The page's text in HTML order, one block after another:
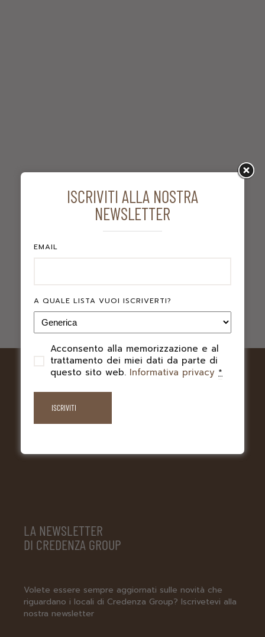
UFFICIO STAMPA
E-mail:
LA NEWSLETTER
DI CREDENZA GROUP
Volete essere sempre aggiornati sulle novità che
riguardano i locali di Credenza Group? Iscrivetevi alla
nostra newsletter
ISCRIVITI ALLA NOSTRA
NEWSLETTER
EMAIL
A QUALE LISTA VUOI ISCRIVERTI?
PRIVACY
Acconsento alla memorizzazione e al
trattamento dei miei dati da parte di
questo sito web. Informativa privacy *